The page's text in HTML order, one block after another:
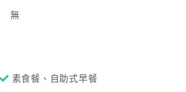
無
素食餐、自助式早餐